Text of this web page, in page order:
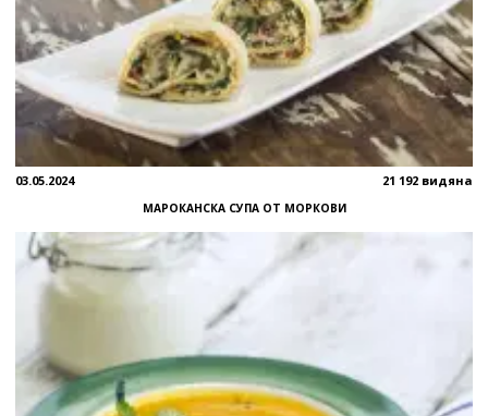
03.05.2024 21 192 видяна
МАРОКАНСКА СУПА ОТ МОРКОВИ